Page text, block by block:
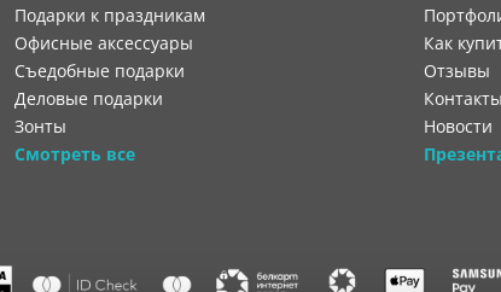
Подарки к праздникам
Офисные аксессуары
Съедобные подарки
Деловые подарки
Зонты
Смотреть все
как
отзывы
контакты
новости